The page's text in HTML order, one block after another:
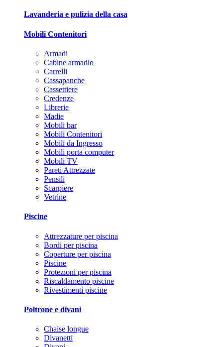
Lavanderia e pulizia della casa
Mobili Contenitori
Armadi
Cabine armadio
Carrelli
Cassapanche
Cassettiere
Credenze
Librerie
Madie
Mobili bar
Mobili Contenitori
Mobili da Ingresso
Mobili porta computer
Mobili TV
Pareti Attrezzate
Pensili
Scarpiere
Vetrine
Piscine
Attrezzature per piscina
Bordi per piscina
Coperture per piscina
Piscine
Protezioni per piscina
Riscaldamento piscine
Rivestimenti piscine
Poltrone e divani
Chaise longue
Divanetti